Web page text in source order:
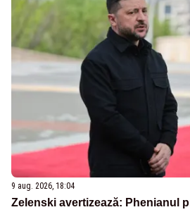
9 aug. 2026, 18:04
Zelenski avertizează: Phenianul